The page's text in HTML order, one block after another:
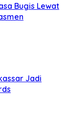
Bugis Lewat
Jadi